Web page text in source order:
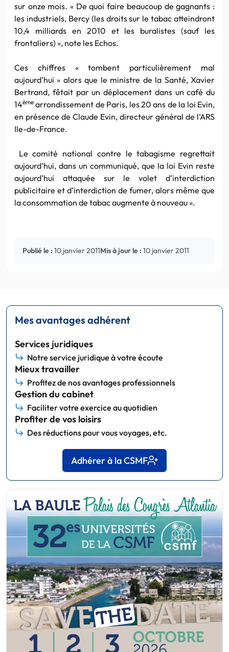
sur onze mois. « De quoi faire beaucoup de gagnants :
les industriels, Bercy (les droits sur le tabac atteindront
10,4 milliards en 2010 et les buralistes (sauf les
frontaliers) », note les Echos.
Ces chiffres « tombent particulièrement mal
aujourd’hui » alors que le ministre de la Santé, Xavier
Bertrand, fêtait par un déplacement dans un café du
14ème arrondissement de Paris, les 20 ans de la loi Evin,
en présence de Claude Evin, directeur général de l’ARS
Ile-de-France.
Le comité national contre le tabagisme regrettait
aujourd’hui, dans un communiqué, que la loi Evin reste
aujourd’hui attaquée sur le volet d’interdiction
publicitaire et d’interdiction de fumer, alors même que
la consommation de tabac augmente à nouveau ».
Publié le : 10 janvier 2011Mis à jour le : 10 janvier 2011
Mes avantages adhérent
Services juridiques
Notre service juridique à votre écoute
Mieux travailler
Profitez de nos avantages professionnels
Gestion du cabinet
Faciliter votre exercice au quotidien
Profiter de vos loisirs
Des réductions pour vous voyages, etc.
Adhérer à la CSMF